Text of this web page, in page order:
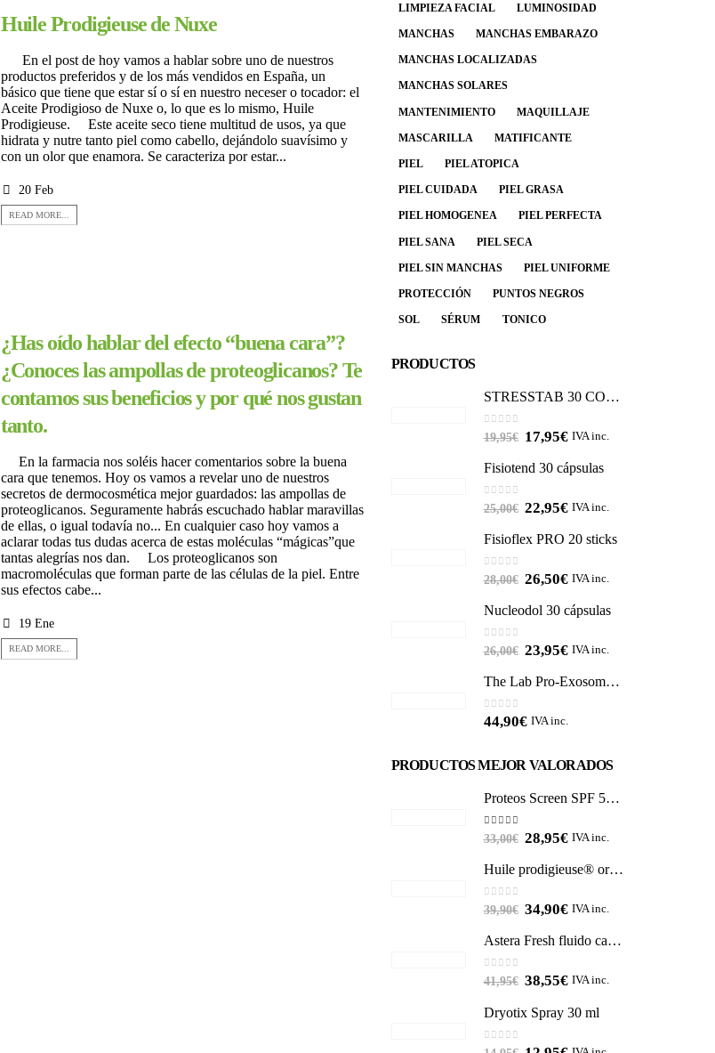
Huile Prodigieuse de Nuxe
En el post de hoy vamos a hablar sobre uno de nuestros
productos preferidos y de los más vendidos en España, un
básico que tiene que estar sí o sí en nuestro neceser o tocador: el
Aceite Prodigioso de Nuxe o, lo que es lo mismo, Huile
Prodigieuse. Este aceite seco tiene multitud de usos, ya que
hidrata y nutre tanto piel como cabello, dejándolo suavísimo y
con un olor que enamora. Se caracteriza por estar...
20 Feb
READ MORE...
¿Has oído hablar del efecto “buena cara”?
¿Conoces las ampollas de proteoglicanos? Te
contamos sus beneficios y por qué nos gustan
tanto.
En la farmacia nos soléis hacer comentarios sobre la buena
cara que tenemos. Hoy os vamos a revelar uno de nuestros
secretos de dermocosmética mejor guardados: las ampollas de
proteoglicanos. Seguramente habrás escuchado hablar maravillas
de ellas, o igual todavía no... En cualquier caso hoy vamos a
aclarar todas tus dudas acerca de estas moléculas “mágicas”que
tantas alegrías nos dan. Los proteoglicanos son
macromoléculas que forman parte de las células de la piel. Entre
sus efectos cabe...
19 Ene
READ MORE...
LIMPIEZA FACIAL LUMINOSIDAD
MANCHAS MANCHAS EMBARAZO
MANCHAS LOCALIZADAS
MANCHAS SOLARES
MANTENIMIENTO MAQUILLAJE
MASCARILLA MATIFICANTE
PIEL PIEL ATOPICA
PIEL CUIDADA PIEL GRASA
PIEL HOMOGENEA PIEL PERFECTA
PIEL SANA PIEL SECA
PIEL SIN MANCHAS PIEL UNIFORME
PROTECCIÓN PUNTOS NEGROS
SOL SÉRUM TONICO
PRODUCTOS
STRESSTAB 30 COMPRIMIDOS
0out of 5
19,95€ 17,95€ IVA inc.
Fisiotend 30 cápsulas
0out of 5
25,00€ 22,95€ IVA inc.
Fisioflex PRO 20 sticks
0out of 5
28,00€ 26,50€ IVA inc.
Nucleodol 30 cápsulas
0out of 5
26,00€ 23,95€ IVA inc.
The Lab Pro-Exosomas 50 ml
0out of 5
44,90€ IVA inc.
PRODUCTOS MEJOR VALORADOS
Proteos Screen SPF 50+ Color Fluid Cream MARTIDERM
5.00out of 5
33,00€ 28,95€ IVA inc.
Huile prodigieuse® or NUXE 100ml
0out of 5
39,90€ 34,90€ IVA inc.
Astera Fresh fluido calmante 50 ml RENE FURTERER
0out of 5
41,95€ 38,55€ IVA inc.
Dryotix Spray 30 ml
0 out of 5